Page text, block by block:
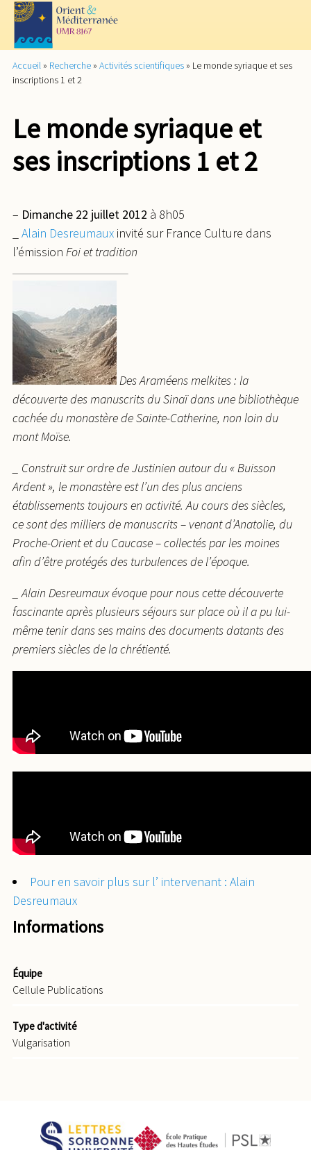
Accueil » Recherche » Activités scientifiques » Le monde syriaque et ses
inscriptions 1 et 2
Le monde syriaque et
ses inscriptions 1 et 2
– Dimanche 22 juillet 2012 à 8h05
Alain Desreumaux invité sur France Culture dans
l’émission Foi et tradition
Des Araméens melkites : la
découverte des manuscrits du Sinaï dans une bibliothèque
cachée du monastère de Sainte-Catherine, non loin du
mont Moïse.
_ Construit sur ordre de Justinien autour du « Buisson
Ardent », le monastère est l’un des plus anciens
établissements toujours en activité. Au cours des siècles,
ce sont des milliers de manuscrits – venant d’Anatolie, du
Proche-Orient et du Caucase – collectés par les moines
afin d’être protégés des turbulences de l’époque.
_ Alain Desreumaux évoque pour nous cette découverte
fascinante après plusieurs séjours sur place où il a pu lui-
même tenir dans ses mains des documents datants des
premiers siècles de la chrétienté.
Pour en savoir plus sur l’ intervenant : Alain
Desreumaux
Informations
Équipe
Cellule Publications
Type d'activité
Vulgarisation